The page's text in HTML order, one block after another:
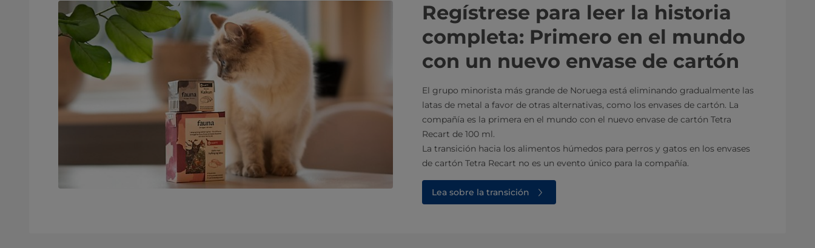
Regístrese para leer la historia
completa: Primero en el mundo
con un nuevo envase de cartón
El grupo minorista más grande de Noruega está eliminando gradualmente las
latas de metal a favor de otras alternativas, como los envases de cartón. La
compañía es la primera en el mundo con el nuevo envase de cartón Tetra
Recart de 100 ml.
La transición hacia los alimentos húmedos para perros y gatos en los envases
de cartón Tetra Recart no es un evento único para la compañía.
Lea sobre la transición